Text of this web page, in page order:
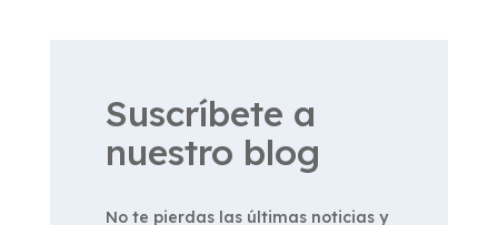
Suscríbete a
nuestro blog
No te pierdas las últimas noticias y